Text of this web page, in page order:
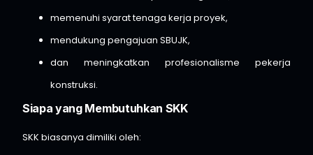
memenuhi syarat tenaga kerja proyek,
mendukung pengajuan SBUJK,
dan meningkatkan profesionalisme pekerja
konstruksi.
Siapa yang Membutuhkan SKK
SKK biasanya dimiliki oleh: